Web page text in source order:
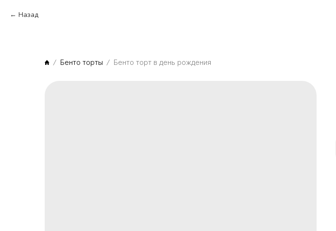
Назад
Бенто торты Бенто торт в день рождения